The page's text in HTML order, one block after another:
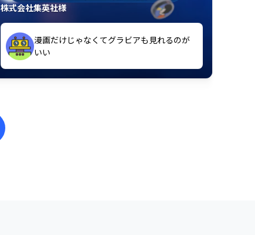
株式会社集英社様
漫画だけじゃなくてグラビアも見れるのが
いい
紙の雑誌買うより安くて助かる